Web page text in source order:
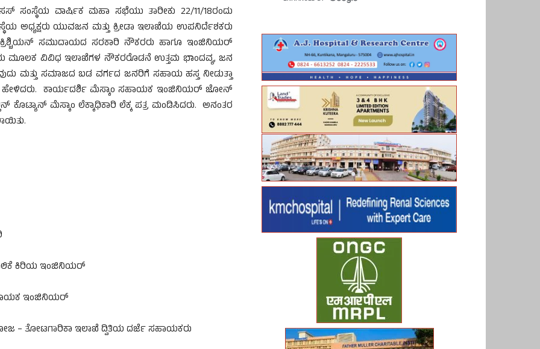
ವಾರ್ಷಿಕ ಮಹಾ ಸಭೆಯು ತಾರೀಕು 22/11/18ರಂದು
ಅಧ್ಯಕ್ಷರು ಯುವಜನ ಮತ್ತು ಕ್ರೀಡಾ ಇಲಾಖೆಯ ಉಪನಿರ್ದೆಶಕರು
ಸಮುದಾಯದ ಸರಕಾರಿ ನೌಕರರು ಹಾಗೂ ಇಂಜಿನಿಯರ್
ಮೂಲಕ ವಿವಿಧ ಇಲಾಖೆಗಳ ನೌಕರರೊಡನೆ ಉತ್ತಮ ಭಾಂದವ್ಯ, ಜನ
ಮತ್ತು ಸಮಾಜದ ಬಡ ವರ್ಗದ ಜನರಿಗೆ ಸಹಾಯ ಹಸ್ತ ನೀಡುತ್ತಾ
ಹೇಳಿದರು. ಕಾರ್ಯದರ್ಶಿ ಮೆಸ್ಕಾಂ ಸಹಾಯಕ ಇಂಜಿನಿಯರ್ ಜೋನ್
ಮೆಸ್ಕಾಂ ಲೆಕ್ಕಾಧಿಕಾರಿ ಲೆಕ್ಕ ಪತ್ರ ಮಂಡಿಸಿದರು. ಅನಂತರ
ಕಿರಿಯ ಇಂಜಿನಿಯರ್
ಇಂಜಿನಿಯರ್
– ತೋಟಗಾರಿಕಾ ಇಲಾಖೆ ದ್ವಿತಿಯ ದರ್ಜೆ ಸಹಾಯಕರು